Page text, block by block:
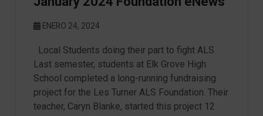
ENERO 24, 2024
Local Students doing their part to fight ALS
Last semester, students at Elk Grove High
School completed a long-running fundraising
project for the Les Turner ALS Foundation. Their
teacher, Caryn Blanke, started this project 12